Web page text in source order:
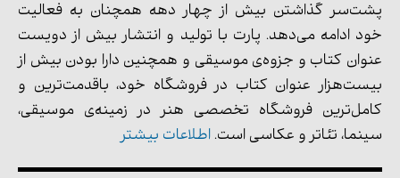
پشت‌سر گذاشتن بیش از چهار دهه همچنان به فعالیت
خود ادامه می‌دهد. پارت با تولید و انتشار بیش از دویست
عنوان کتاب و جزوه‌ی موسیقی و همچنین دارا بودن بیش از
بیست‌هزار عنوان کتاب در فروشگاه خود، باقدمت‌ترین و
کامل‌ترین فروشگاه تخصصی هنر در زمینه‌ی موسیقی،
سینما، تئاتر و عکاسی است. اطلاعات بیشتر